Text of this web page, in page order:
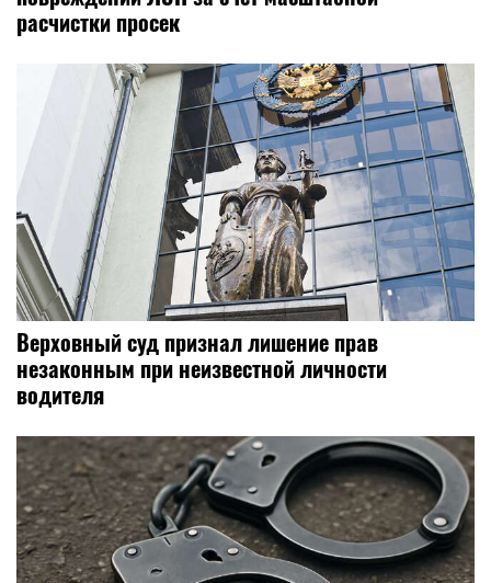
расчистки просек
Верховный суд признал лишение прав
незаконным при неизвестной личности
водителя